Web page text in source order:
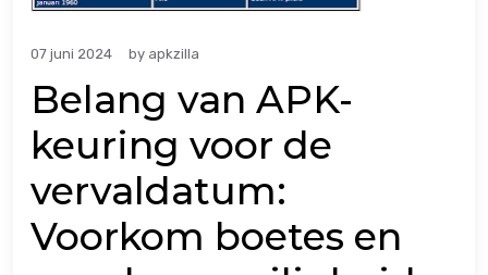
07 juni 2024 by apkzilla
Belang van APK-
keuring voor de
vervaldatum:
Voorkom boetes en